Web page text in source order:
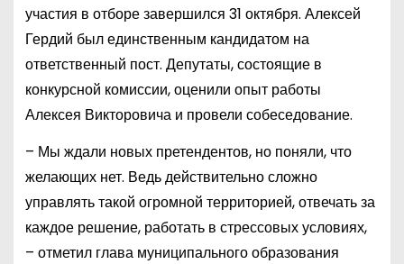
участия в отборе завершился 31 октября. Алексей
Гердий был единственным кандидатом на
ответственный пост. Депутаты, состоящие в
конкурсной комиссии, оценили опыт работы
Алексея Викторовича и провели собеседование.
– Мы ждали новых претендентов, но поняли, что
желающих нет. Ведь действительно сложно
управлять такой огромной территорией, отвечать за
каждое решение, работать в стрессовых условиях,
– отметил глава муниципального образования